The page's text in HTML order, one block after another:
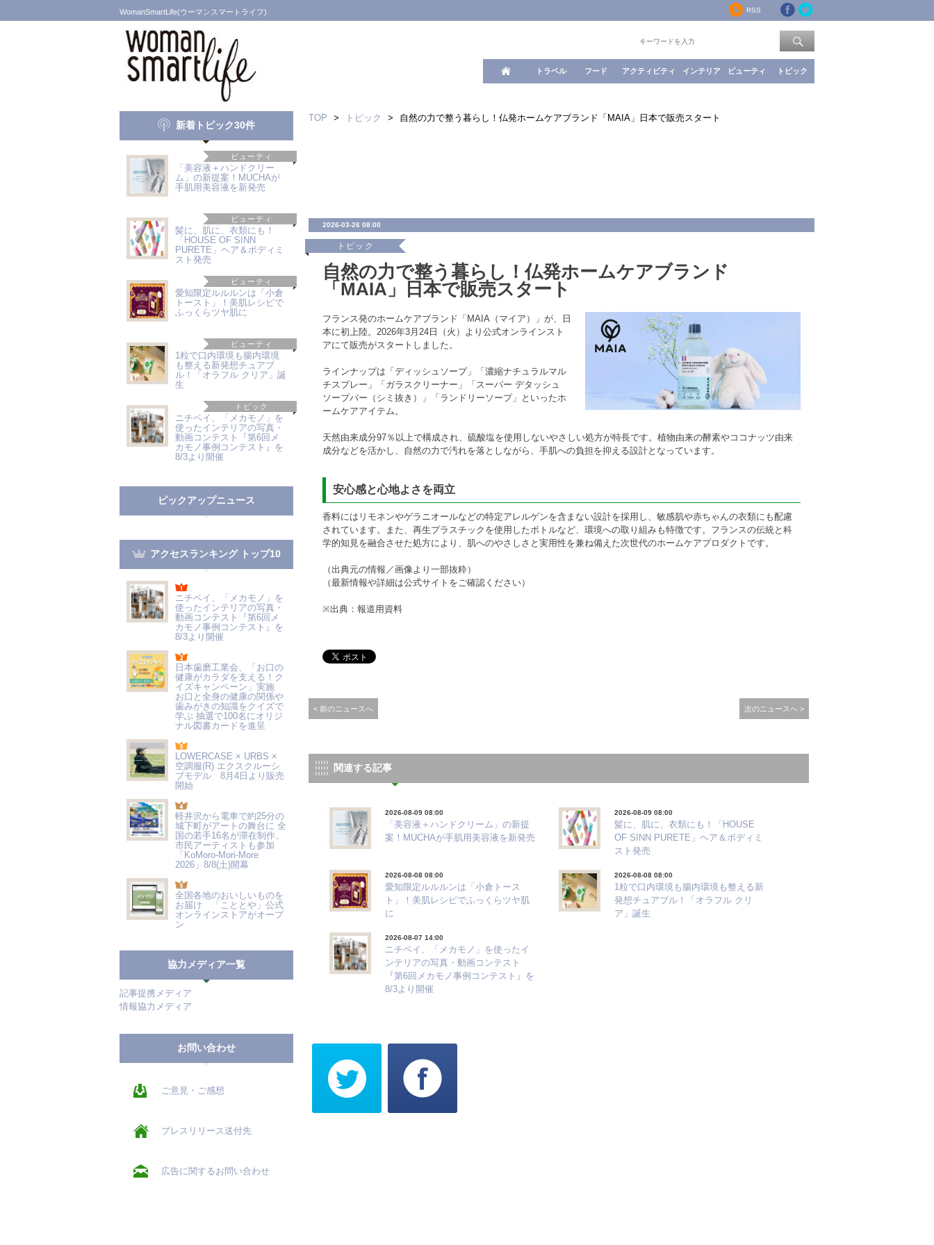
WomanSmartLife(ウーマンスマートライフ) RSS
トラベル フード アクティビティ インテリア ビューティ トピック
新着トピック30件
ビューティ
「美容液＋ハンドクリー
ム」の新提案！MUCHAが
手肌用美容液を新発売
ビューティ
髪に、肌に、衣類にも！
「HOUSE OF SINN
PURETE」ヘア＆ボディミ
スト発売
ビューティ
愛知限定ルルルンは「小倉
トースト」！美肌レシピで
ふっくらツヤ肌に
ビューティ
1粒で口内環境も腸内環境
も整える新発想チュアブ
ル！「オラフル クリア」誕
生
トピック
ニチベイ、「メカモノ」を
使ったインテリアの写真・
動画コンテスト『第6回メ
カモノ事例コンテスト』を
8/3より開催
ピックアップニュース
アクセスランキング トップ10
ニチベイ、「メカモノ」を
使ったインテリアの写真・
動画コンテスト『第6回メ
カモノ事例コンテスト』を
8/3より開催
日本歯磨工業会、「お口の
健康がカラダを支える！ク
イズキャンペーン」実施
お口と全身の健康の関係や
歯みがきの知識をクイズで
学ぶ 抽選で100名にオリジ
ナル図書カードを進呈
LOWERCASE × URBS ×
空調服(R) エクスクルーシ
ブモデル 8月4日より販売
開始
軽井沢から電車で約25分の
城下町がアートの舞台に 全
国の若手16名が滞在制作、
市民アーティストも参加
「KoMoro-Mori-More
2026」8/8(土)開幕
全国各地のおいしいものを
お届け 「こととや」公式
オンラインストアがオープ
ン
協力メディア一覧
記事提携メディア
情報協力メディア
お問い合わせ
ご意見・ご感想
プレスリリース送付先
広告に関するお問い合わせ
TOP > トピック > 自然の力で整う暮らし！仏発ホームケアブランド「MAIA」日本で販売スタート
2026-03-26 08:00
トピック
自然の力で整う暮らし！仏発ホームケアブランド
「MAIA」日本で販売スタート
フランス発のホームケアブランド「MAIA（マイア）」が、日
本に初上陸。2026年3月24日（火）より公式オンラインスト
アにて販売がスタートしました。
ラインナップは「ディッシュソープ」「濃縮ナチュラルマル
チスプレー」「ガラスクリーナー」「スーパー デタッシュ
ソープバー（シミ抜き）」「ランドリーソープ」といったホ
ームケアアイテム。
天然由来成分97％以上で構成され、硫酸塩を使用しないやさしい処方が特長です。植物由来の酵素やココナッツ由来
成分などを活かし、自然の力で汚れを落としながら、手肌への負担を抑える設計となっています。
安心感と心地よさを両立
香料にはリモネンやゲラニオールなどの特定アレルゲンを含まない設計を採用し、敏感肌や赤ちゃんの衣類にも配慮
されています。また、再生プラスチックを使用したボトルなど、環境への取り組みも特徴です。フランスの伝統と科
学的知見を融合させた処方により、肌へのやさしさと実用性を兼ね備えた次世代のホームケアプロダクトです。
（出典元の情報／画像より一部抜粋）
（最新情報や詳細は公式サイトをご確認ください）
※出典：報道用資料
< 前のニュースへ 次のニュースへ >
関連する記事
2026-08-09 08:00
「美容液＋ハンドクリーム」の新提
案！MUCHAが手肌用美容液を新発売
2026-08-09 08:00
髪に、肌に、衣類にも！「HOUSE
OF SINN PURETE」ヘア＆ボディミ
スト発売
2026-08-08 08:00
愛知限定ルルルンは「小倉トース
ト」！美肌レシピでふっくらツヤ肌
に
2026-08-08 08:00
1粒で口内環境も腸内環境も整える新
発想チュアブル！「オラフル クリ
ア」誕生
2026-08-07 14:00
ニチベイ、「メカモノ」を使ったイ
ンテリアの写真・動画コンテスト
『第6回メカモノ事例コンテスト』を
8/3より開催